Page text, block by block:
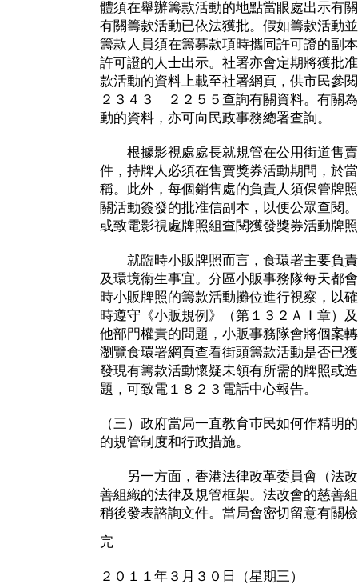
體須在舉辦籌款活動的地點當眼處出示有
有關籌款活動已依法獲批。假如籌款活動
籌款人員須在籌募款項時攜同許可證的副
許可證的人士出示。社署亦會定期將獲批
款活動的資料上載至社署網頁，供市民參
２３４３ ２２５５查詢有關資料。有關
動的資料，亦可向民政事務總署查詢。
根據影視處處長就規管在公用街道售賣
件，持牌人必須在售賣獎券活動期間，於
稱。此外，每個銷售處的負責人須保管牌
關活動簽發的批准信副本，以便公眾查閱
或致電影視處牌照組查閱獲發獎券活動牌
就臨時小販牌照而言，食環署主要負責
及環境衞生事宜。分區小販事務隊每天都
時小販牌照的籌款活動攤位進行視察，以
時遵守《小販規例》（第１３２ＡＩ章）
他部門權責的問題，小販事務隊會將個案
瀏覽食環署網頁查看街頭籌款活動是否已
發現有籌款活動懷疑未領有所需的牌照或
題，可致電１８２３電話中心報告。
（三）政府當局一直教育巿民如何作精明
的規管制度和行政措施。
另一方面，香港法律改革委員會（法改
善組織的法律及規管框架。法改會的慈善
稍後發表諮詢文件。當局會密切留意有關
完
２０１１年３月３０日（星期三）